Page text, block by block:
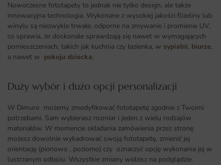
Nowoczesne fototapety to jednak nie tylko design, ale także
innowacyjna technologia. Wykonane z wysokiej jakości flizeliny lub
winylu są niezwykle trwałe, odporne na zmywanie i promienie UV,
co sprawia, że doskonale sprawdzają się nawet w wymagających
pomieszczeniach, takich jak kuchnia czy łazienka, w sypialni, biurze,
a nawet w pokoju dziecka,
Duży wybór i dużo opcji personalizacji ​
W Dimuro możemy zmodyfikować fototapetę zgodnie z Twoimi
potrzebami. Sam wybierasz rozmiar i jeden z wielu rodzajów
materiałów. W momencie składania zamówienia przez stronę
możesz dowolnie wykadrować swoją fototapetę, zmienić jej
orientację (pionowo , poziomo) czy oznaczyć opcję wykonania jej w
lustrzanym odbiciu. Wszystkie zmiany widzisz na podglądzie.